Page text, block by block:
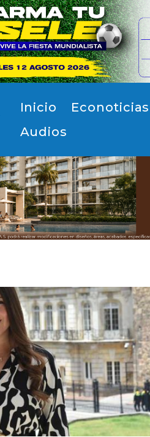
Inicio Econoticias
Audios